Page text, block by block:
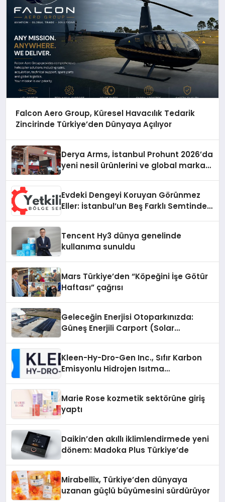
Falcon Aero Group, Küresel Havacılık Tedarik
Zincirinde Türkiye’den Dünyaya Açılıyor
Derya Arms, İstanbul Prohunt 2026’da
yeni nesil ürünlerini ve global marka
Evdeki Dengeyi Koruyan Görünmez
Eller: İstanbul’un Beş Farklı Semtinde
Tencent Hy3 dünya genelinde
kullanıma sunuldu
Mars Türkiye’den “Köpeğini İşe Götür
Haftası” çağrısı
Geleceğin Enerjisi Otoparkınızda:
Güneş Enerjili Carport (Solar
Kleen-Hy-Dro-Gen Inc., Sıfır Karbon
Emisyonlu Hidrojen Isıtma
Marie Rose kozmetik sektörüne giriş
yaptı
Daikin’den akıllı iklimlendirmede yeni
dönem: Madoka Plus Türkiye’de
Mirabellix, Türkiye’den dünyaya
uzanan güçlü büyümesini sürdürüyor